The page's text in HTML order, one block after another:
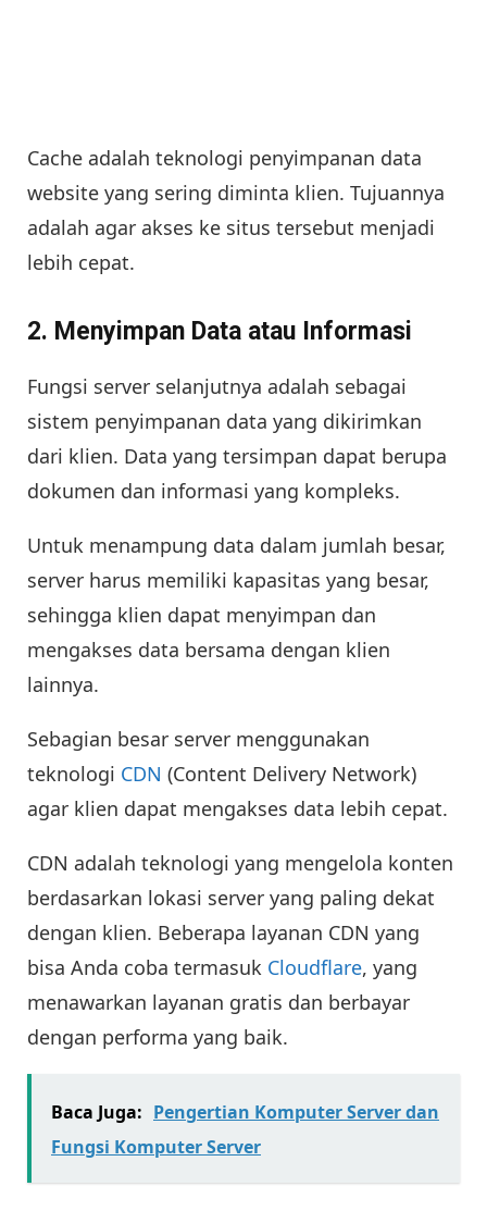
Cache adalah teknologi penyimpanan data
website yang sering diminta klien. Tujuannya
adalah agar akses ke situs tersebut menjadi
lebih cepat.
2. Menyimpan Data atau Informasi
Fungsi server selanjutnya adalah sebagai
sistem penyimpanan data yang dikirimkan
dari klien. Data yang tersimpan dapat berupa
dokumen dan informasi yang kompleks.
Untuk menampung data dalam jumlah besar,
server harus memiliki kapasitas yang besar,
sehingga klien dapat menyimpan dan
mengakses data bersama dengan klien
lainnya.
Sebagian besar server menggunakan
teknologi CDN (Content Delivery Network)
agar klien dapat mengakses data lebih cepat.
CDN adalah teknologi yang mengelola konten
berdasarkan lokasi server yang paling dekat
dengan klien. Beberapa layanan CDN yang
bisa Anda coba termasuk Cloudflare, yang
menawarkan layanan gratis dan berbayar
dengan performa yang baik.
Baca Juga: Pengertian Komputer Server dan
Fungsi Komputer Server